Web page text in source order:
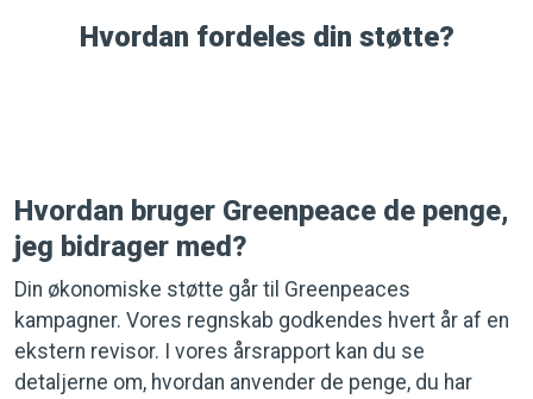
Hvordan fordeles din støtte?
Hvordan bruger Greenpeace de penge,
jeg bidrager med?
Din økonomiske støtte går til Greenpeaces
kampagner. Vores regnskab godkendes hvert år af en
ekstern revisor. I vores årsrapport kan du se
detaljerne om, hvordan anvender de penge, du har